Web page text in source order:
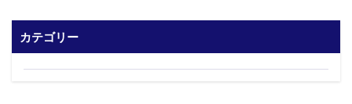
カテゴリー